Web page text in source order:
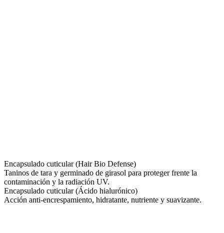
Encapsulado cuticular (Hair Bio Defense)
Taninos de tara y germinado de girasol para proteger frente la
contaminación y la radiación UV.
Encapsulado cuticular (Ácido hialurónico)
Acción anti-encrespamiento, hidratante, nutriente y suavizante.